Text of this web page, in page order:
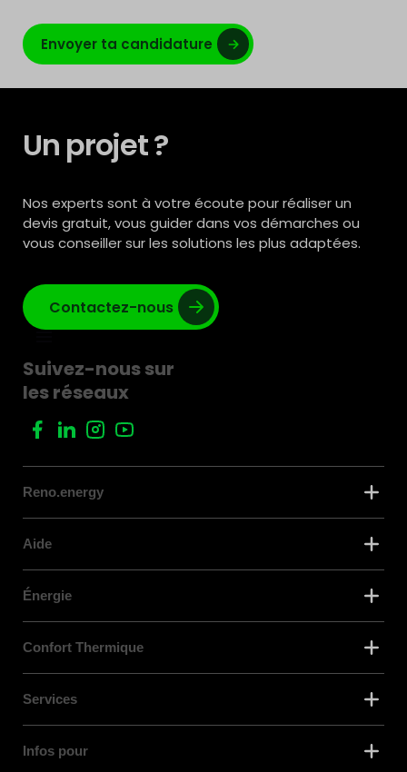
Envoyer ta candidature
Un projet ?
Nos experts sont à votre écoute pour réaliser un
devis gratuit, vous guider dans vos démarches ou
vous conseiller sur les solutions les plus adaptées.
Contactez-nous
Suivez-nous sur
les réseaux
Reno.energy
Aide
Énergie
Confort Thermique
Services
Infos pour